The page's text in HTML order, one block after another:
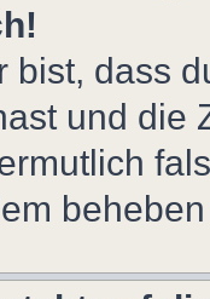
bist, dass
und die